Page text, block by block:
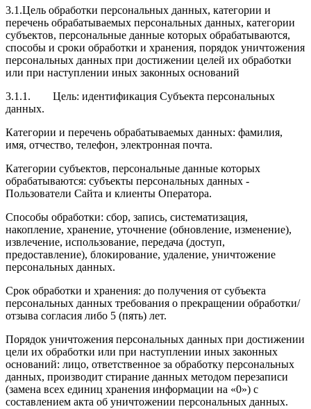
3.1.Цель обработки персональных данных, категории и
перечень обрабатываемых персональных данных, категории
субъектов, персональные данные которых обрабатываются,
способы и сроки обработки и хранения, порядок уничтожения
персональных данных при достижении целей их обработки
или при наступлении иных законных оснований
3.1.1.
Цель: идентификация Субъекта персональных
данных.
Категории и перечень обрабатываемых данных: фамилия,
имя, отчество, телефон, электронная почта.
Категории субъектов, персональные данные которых
обрабатываются: субъекты персональных данных -
Пользователи Сайта и клиенты Оператора.
Способы обработки: сбор, запись, систематизация,
накопление, хранение, уточнение (обновление, изменение),
извлечение, использование, передача (доступ,
предоставление), блокирование, удаление, уничтожение
персональных данных.
Срок обработки и хранения: до получения от субъекта
персональных данных требования о прекращении обработки/
отзыва согласия либо 5 (пять) лет.
Порядок уничтожения персональных данных при достижении
цели их обработки или при наступлении иных законных
оснований: лицо, ответственное за обработку персональных
данных, производит стирание данных методом перезаписи
(замена всех единиц хранения информации на «0») с
составлением акта об уничтожении персональных данных.